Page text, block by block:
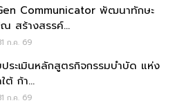
Communicator พัฒนาทักษะ
สร้างสรรค์...
ก.ค. 69
ระเมินหลักสูตรกิจกรรมบำบัด แห่ง
ต้ ก้า...
ก.ค. 69